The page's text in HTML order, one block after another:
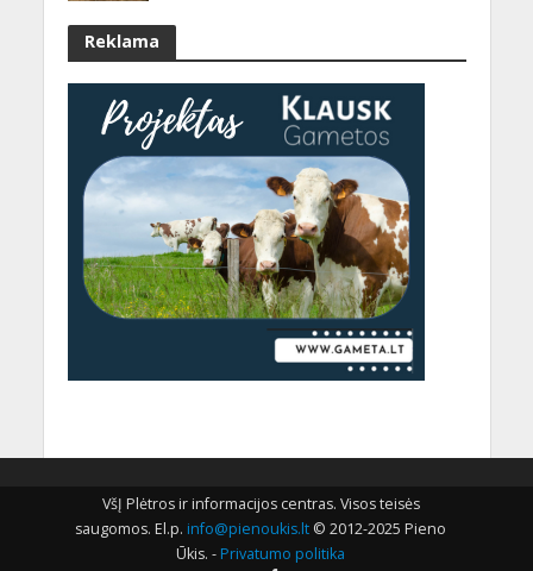
Reklama
VšĮ Plėtros ir informacijos centras. Visos teisės
saugomos. El.p. info@pienoukis.lt © 2012-2025 Pieno
Ūkis. - Privatumo politika